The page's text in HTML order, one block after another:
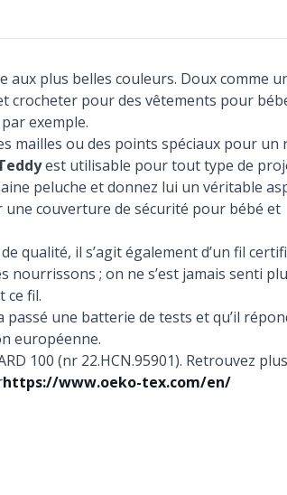
aux plus belles couleurs. Doux comme
crocheter pour des vêtements pour
exemple.
mailles ou des points spéciaux pour un
est utilisable pour tout type de
peluche et donnez lui un véritable
couverture de sécurité pour bébé et
qualité, il s’agit également d’un fil
; on ne s’est jamais senti
ce fil.
une batterie de tests et qu’il
européenne.
100 (nr 22.HCN.95901). Retrouvez plus
https://www.oeko-tex.com/en/